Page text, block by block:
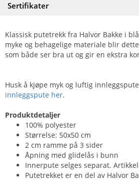
Sertifikater
Klassisk putetrekk fra Halvor Bakke i
myke og behagelige materiale blir
som både ser bra ut og gir en ekstra
Husk å kjøpe myk og luftig
innleggspute her.
Produktdetaljer
100% polyester
Størrelse: 50x50 cm
2 cm ramme på 3 sider
Åpning med glidelås i bunn
Innerpute selges separat.
Putetrekket er en del av Halvor